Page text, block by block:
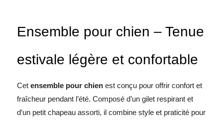
Ensemble pour chien – Tenue
estivale légère et confortable
Cet ensemble pour chienest conçu pour offrir confort et
fraîcheur pendant l’été. Composé d’un gilet respirant et
d’un petit chapeau assorti, il combine style et praticité pour